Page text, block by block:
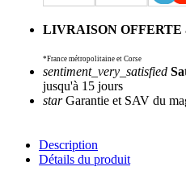
LIVRAISON OFFERTE
*France métropolitaine et Corse
sentiment_very_satisfied
jusqu'à 15 jours
starGarantie et SAV du
Description
Détails du produit